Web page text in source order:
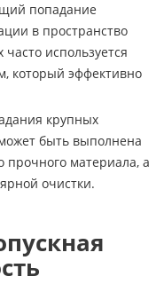
попадание
в пространство
используется
который эффективно
крупных
быть выполнена
прочного материала, а
очистки.